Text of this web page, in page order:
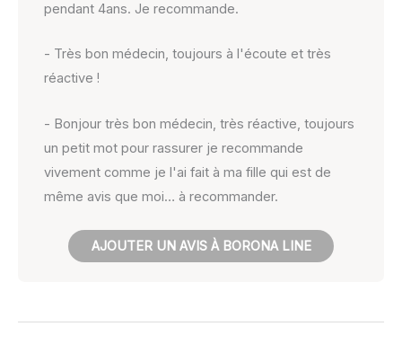
pendant 4ans. Je recommande.
- Très bon médecin, toujours à l'écoute et très
réactive !
- Bonjour très bon médecin, très réactive, toujours
un petit mot pour rassurer je recommande
vivement comme je l'ai fait à ma fille qui est de
même avis que moi… à recommander.
AJOUTER UN AVIS À BORONA LINE